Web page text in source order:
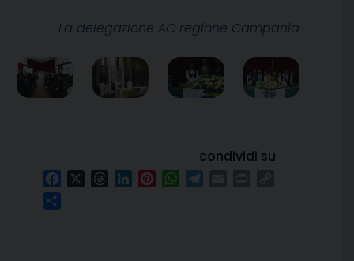
La delegazione AC regione Campania
condividi su
FacebookThreadsLinkedInPinterestWhatsApp